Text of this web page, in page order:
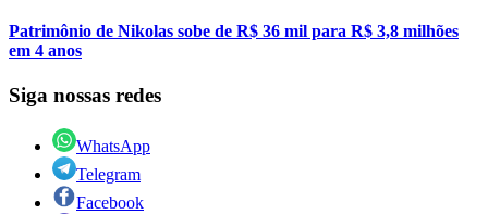
Patrimônio de Nikolas sobe de R$ 36 mil para R$ 3,8 milhões
em 4 anos
Siga nossas redes
WhatsApp
Telegram
Facebook